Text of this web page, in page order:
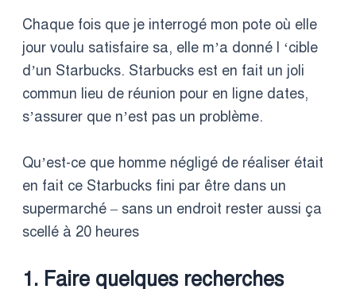
Chaque fois que je interrogé mon pote où elle
jour voulu satisfaire sa, elle m’a donné l ‘cible
d’un Starbucks. Starbucks est en fait un joli
commun lieu de réunion pour en ligne dates,
s’assurer que n’est pas un problème.
Qu’est-ce que homme négligé de réaliser était
en fait ce Starbucks fini par être dans un
supermarché – sans un endroit rester aussi ça
scellé à 20 heures
1. Faire quelques recherches